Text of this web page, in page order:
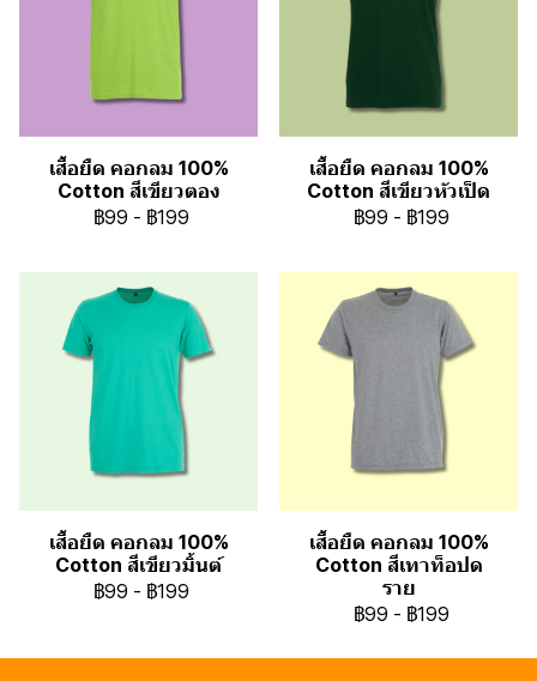
เสื้อยืด คอกลม 100%
Cotton สีเขียวตอง
฿99 - ฿199
เสื้อยืด คอกลม 100%
Cotton สีเขียวหัวเป็ด
฿99 - ฿199
เสื้อยืด คอกลม 100%
Cotton สีเขียวมิ้นต์
฿99 - ฿199
เสื้อยืด คอกลม 100%
Cotton สีเทาท็อปด
ราย
฿99 - ฿199